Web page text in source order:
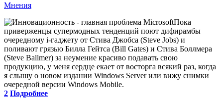
Мнения
Пока
приверженцы супермодных тенденций поют дифирамбы
очередному i-гаджету от Стива Джобса (Steve Jobs) и
поливают грязью Билла Гейтса (Bill Gates) и Стива Боллмера
(Steve Ballmer) за неумение красиво подавать свою
продукцию, у меня сердце екает от восторга всякий раз, когда
я слышу о новом издании Windows Server или вижу снимки
очередной версии Windows Mobile.
2 Подробнее